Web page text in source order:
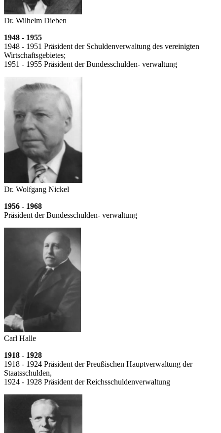
Dr. Wilhelm Dieben
1948 - 1955
1948 - 1951 Präsident der Schuldenverwaltung des vereinigten
Wirtschaftsgebietes;
1951 - 1955 Präsident der Bundesschulden- verwaltung
Dr. Wolfgang Nickel
1956 - 1968
Präsident der Bundesschulden- verwaltung
Carl Halle
1918 - 1928
1918 - 1924 Präsident der Preußischen Hauptverwaltung der
Staatsschulden,
1924 - 1928 Präsident der Reichsschulden­verwaltung